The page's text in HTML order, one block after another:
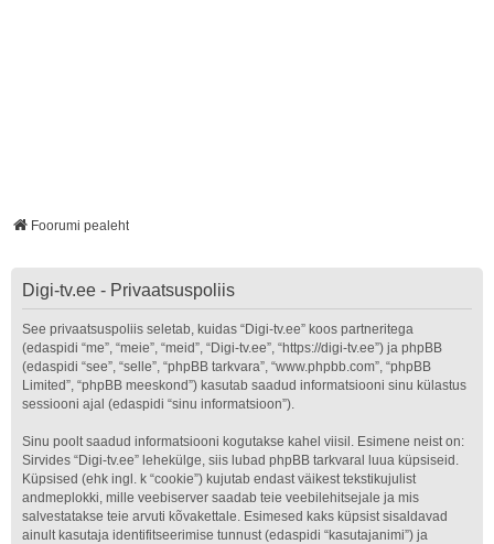
Foorumi pealeht
Digi-tv.ee - Privaatsuspoliis
See privaatsuspoliis seletab, kuidas “Digi-tv.ee” koos partneritega
(edaspidi “me”, “meie”, “meid”, “Digi-tv.ee”, “https://digi-tv.ee”) ja phpBB
(edaspidi “see”, “selle”, “phpBB tarkvara”, “www.phpbb.com”, “phpBB
Limited”, “phpBB meeskond”) kasutab saadud informatsiooni sinu külastus
sessiooni ajal (edaspidi “sinu informatsioon”).
Sinu poolt saadud informatsiooni kogutakse kahel viisil. Esimene neist on:
Sirvides “Digi-tv.ee” lehekülge, siis lubad phpBB tarkvaral luua küpsiseid.
Küpsised (ehk ingl. k “cookie”) kujutab endast väikest tekstikujulist
andmeplokki, mille veebiserver saadab teie veebilehitsejale ja mis
salvestatakse teie arvuti kõvakettale. Esimesed kaks küpsist sisaldavad
ainult kasutaja identifitseerimise tunnust (edaspidi “kasutajanimi”) ja